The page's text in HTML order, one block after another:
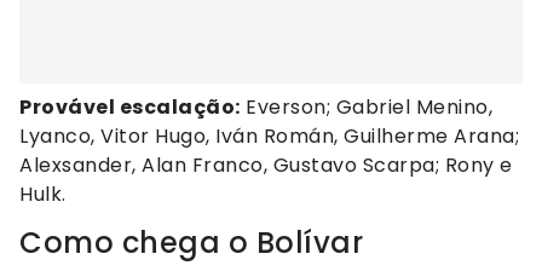
Provável escalação: Everson; Gabriel Menino,
Lyanco, Vitor Hugo, Iván Román, Guilherme Arana;
Alexsander, Alan Franco, Gustavo Scarpa; Rony e
Hulk.
Como chega o Bolívar